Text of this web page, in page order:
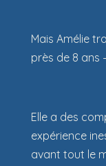
Mais Amélie
près de 8 ans
Elle a des
expérience
avant tout le